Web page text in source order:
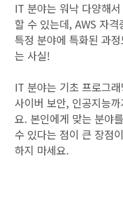
IT 분야는 워낙 다양해
할 수 있는데, AWS 자
특정 분야에 특화된 과
는 사실!
IT 분야는 기초 프로그
사이버 보안, 인공지능
요. 본인에게 맞는 분야
수 있다는 점이 큰 장점
하지 마세요.